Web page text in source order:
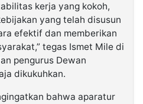
kerja yang kokoh,
yang telah disusun
efektif dan memberikan
tegas Ismet Mile di
pengurus Dewan
dikukuhkan.
bahwa aparatur